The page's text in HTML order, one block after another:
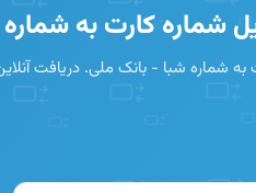
شماره کارت به
به شماره شبا - بانک ملی. دریافت